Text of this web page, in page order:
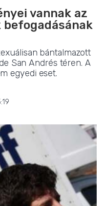
vannak az
bántalmazott
San Andrés téren. A
egyedi eset.